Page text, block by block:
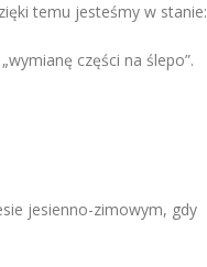
temu jesteśmy w stanie:
części na ślepo”.
jesienno-zimowym, gdy